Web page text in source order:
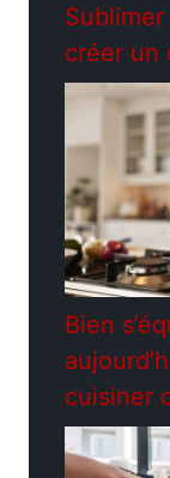
créer un
Bien
cuisiner